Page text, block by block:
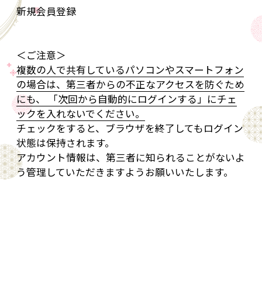
新規会員登録
＜ご注意＞
複数の人で共有しているパソコンやスマートフォン
の場合は、第三者からの不正なアクセスを防ぐため
にも、 「次回から自動的にログインする」にチェ
ックを入れないでください。
チェックをすると、ブラウザを終了してもログイン
状態は保持されます。
アカウント情報は、第三者に知られることがないよ
う管理していただきますようお願いいたします。